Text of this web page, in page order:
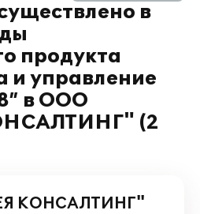
в
продукта
и управление
в ООО
(2
КОНСАЛТИНГ"